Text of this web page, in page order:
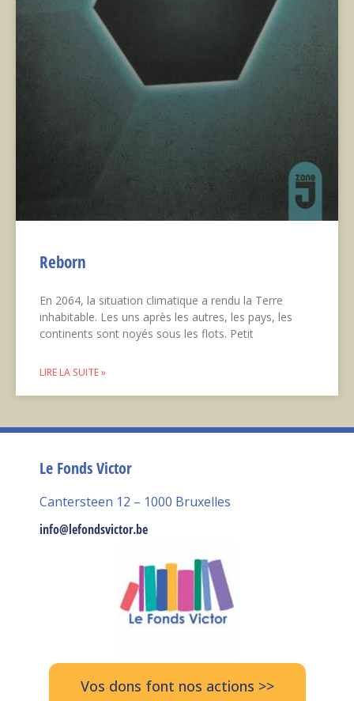
Reborn
En 2064, la situation climatique a rendu la Terre
inhabitable. Les uns après les autres, les pays, les
continents sont noyés sous les flots. Petit
LIRE LA SUITE »
Le Fonds Victor
Cantersteen 12 – 1000 Bruxelles
info@lefondsvictor.be
Vos dons font nos actions >>